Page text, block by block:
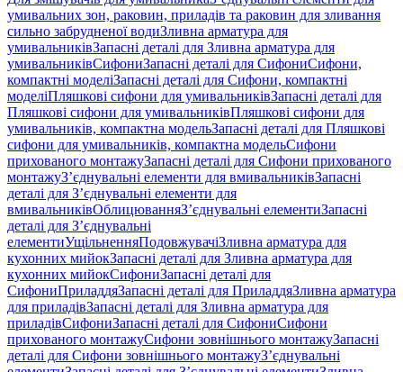
умивальних зон, раковин, приладів та раковин для зливання
сильно забрудненої водиЗливна арматура для
умивальниківЗапасні деталі для Зливна арматура для
умивальниківСифониЗапасні деталі для СифониСифони,
компактні моделіЗапасні деталі для Сифони, компактні
моделіПляшкові сифони для умивальниківЗапасні деталі для
Пляшкові сифони для умивальниківПляшкові сифони для
умивальників, компактна модельЗапасні деталі для Пляшкові
сифони для умивальників, компактна модельСифони
прихованого монтажуЗапасні деталі для Сифони прихованого
монтажуЗ’єднувальні елементи для вмивальниківЗапасні
деталі для З’єднувальні елементи для
вмивальниківОблицюванняЗ’єднувальні елементиЗапасні
деталі для З’єднувальні
елементиУщільненняПодовжувачіЗливна арматура для
кухонних мийокЗапасні деталі для Зливна арматура для
кухонних мийокСифониЗапасні деталі для
СифониПриладдяЗапасні деталі для ПриладдяЗливна арматура
для приладівЗапасні деталі для Зливна арматура для
приладівСифониЗапасні деталі для СифониСифони
прихованого монтажуСифони зовнішнього монтажуЗапасні
деталі для Сифони зовнішнього монтажуЗ’єднувальні